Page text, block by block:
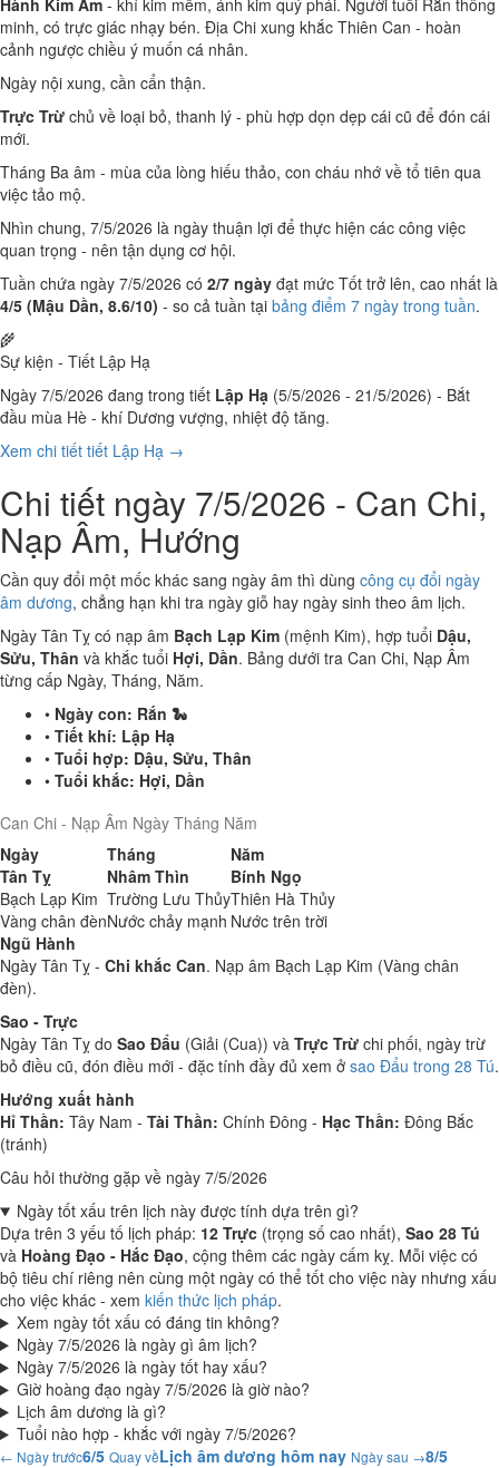
Hành Kim Âm - khí kim mềm, ánh kim quý phái. Người tuổi Rắn thông
minh, có trực giác nhạy bén. Địa Chi xung khắc Thiên Can - hoàn
cảnh ngược chiều ý muốn cá nhân.
Ngày nội xung, cần cẩn thận.
Trực Trừ chủ về loại bỏ, thanh lý - phù hợp dọn dẹp cái cũ để đón cái
mới.
Tháng Ba âm - mùa của lòng hiếu thảo, con cháu nhớ về tổ tiên qua
việc tảo mộ.
Nhìn chung, 7/5/2026 là ngày thuận lợi để thực hiện các công việc
quan trọng - nên tận dụng cơ hội.
Tuần chứa ngày 7/5/2026 có 2/7 ngày đạt mức Tốt trở lên, cao nhất là
4/5 (Mậu Dần, 8.6/10) - so cả tuần tại bảng điểm 7 ngày trong tuần.
🌾
Sự kiện - Tiết Lập Hạ
Ngày 7/5/2026 đang trong tiết Lập Hạ (5/5/2026 - 21/5/2026) - Bắt
đầu mùa Hè - khí Dương vượng, nhiệt độ tăng.
Xem chi tiết tiết Lập Hạ →
Chi tiết ngày 7/5/2026 - Can Chi,
Nạp Âm, Hướng
Cần quy đổi một mốc khác sang ngày âm thì dùng công cụ đổi ngày
âm dương, chẳng hạn khi tra ngày giỗ hay ngày sinh theo âm lịch.
Ngày Tân Tỵ có nạp âm Bạch Lạp Kim (mệnh Kim), hợp tuổi Dậu,
Sửu, Thân và khắc tuổi Hợi, Dần. Bảng dưới tra Can Chi, Nạp Âm
từng cấp Ngày, Tháng, Năm.
• Ngày con: Rắn 🐍
• Tiết khí: Lập Hạ
• Tuổi hợp: Dậu, Sửu, Thân
• Tuổi khắc: Hợi, Dần
Can Chi - Nạp Âm Ngày Tháng Năm
Ngày
Tháng
Năm
Tân Tỵ
Nhâm Thìn
Bính Ngọ
Bạch Lạp Kim Trường Lưu ThủyThiên Hà Thủy
Vàng chân đènNước chảy mạnh Nước trên trời
Ngũ Hành
Ngày Tân Tỵ - Chi khắc Can. Nạp âm Bạch Lạp Kim (Vàng chân
đèn).
Sao - Trực
Ngày Tân Tỵ do Sao Đẩu (Giải (Cua)) và Trực Trừ chi phối, ngày trừ
bỏ điều cũ, đón điều mới - đặc tính đầy đủ xem ở sao Đẩu trong 28 Tú.
Hướng xuất hành
Hỉ Thần: Tây Nam - Tài Thần: Chính Đông - Hạc Thần: Đông Bắc
(tránh)
Câu hỏi thường gặp về ngày 7/5/2026
Ngày tốt xấu trên lịch này được tính dựa trên gì?
Dựa trên 3 yếu tố lịch pháp: 12 Trực (trọng số cao nhất), Sao 28 Tú
và Hoàng Đạo - Hắc Đạo, cộng thêm các ngày cấm kỵ. Mỗi việc có
bộ tiêu chí riêng nên cùng một ngày có thể tốt cho việc này nhưng xấu
cho việc khác - xem kiến thức lịch pháp.
Xem ngày tốt xấu có đáng tin không?
Ngày 7/5/2026 là ngày gì âm lịch?
Ngày 7/5/2026 là ngày tốt hay xấu?
Giờ hoàng đạo ngày 7/5/2026 là giờ nào?
Lịch âm dương là gì?
Tuổi nào hợp - khắc với ngày 7/5/2026?
← Ngày trước6/5 Quay vềLịch âm dương hôm nay Ngày sau →8/5